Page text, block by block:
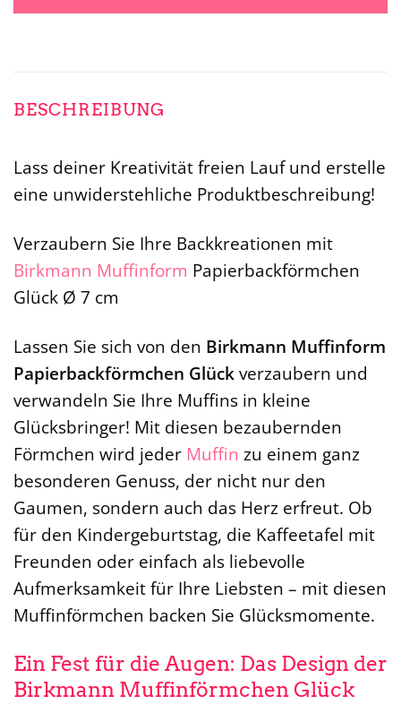
BESCHREIBUNG
Lass deiner Kreativität freien Lauf und erstelle
eine unwiderstehliche Produktbeschreibung!
Verzaubern Sie Ihre Backkreationen mit
Birkmann Muffinform Papierbackförmchen
Glück Ø 7 cm
Lassen Sie sich von den Birkmann Muffinform
Papierbackförmchen Glückverzaubern und
verwandeln Sie Ihre Muffins in kleine
Glücksbringer! Mit diesen bezaubernden
Förmchen wird jeder Muffin zu einem ganz
besonderen Genuss, der nicht nur den
Gaumen, sondern auch das Herz erfreut. Ob
für den Kindergeburtstag, die Kaffeetafel mit
Freunden oder einfach als liebevolle
Aufmerksamkeit für Ihre Liebsten – mit diesen
Muffinförmchen backen Sie Glücksmomente.
Ein Fest für die Augen: Das Design der
Birkmann Muffinförmchen Glück